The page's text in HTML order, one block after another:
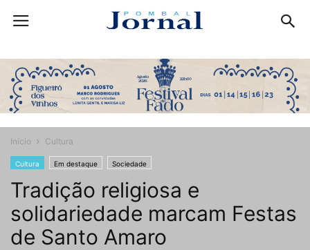
Início Cultura
Cultura Em destaque Sociedade
Tradição religiosa e
solidariedade marcam Festas
de Santo Amaro